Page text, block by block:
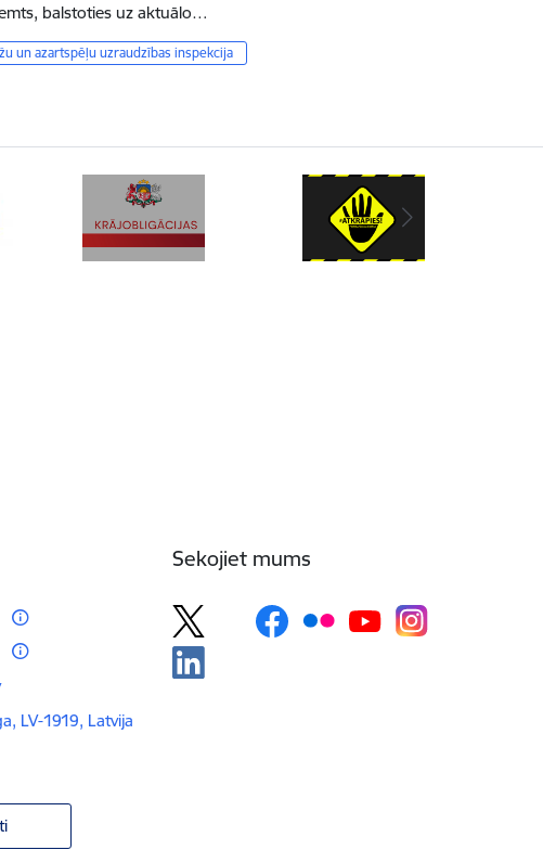
balstoties uz aktuālo…
un azartspēļu uzraudzības inspekcija
LV-1919, Latvija
Sekojiet mums